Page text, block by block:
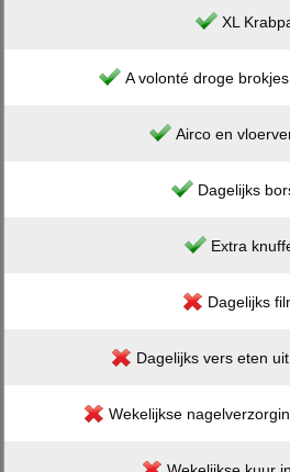
XL
A volonté droge
Airco en
Dagelijks
Extra
Dagelijks
Dagelijks vers eten
Wekelijkse